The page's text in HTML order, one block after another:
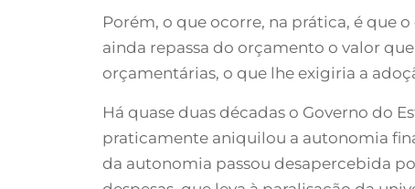
Porém, o que ocorre, na prática, é que
ainda repassa do orçamento o valor
orçamentárias, o que lhe exigiria a
Há quase duas décadas o Governo do
praticamente aniquilou a autonomia
da autonomia passou desapercebida